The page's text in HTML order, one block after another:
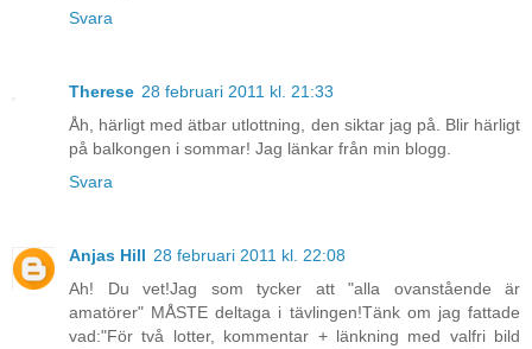
Svara
Therese 28 februari 2011 kl. 21:33
Åh, härligt med ätbar utlottning, den siktar jag på. Blir härligt
på balkongen i sommar! Jag länkar från min blogg.
Svara
Anjas Hill 28 februari 2011 kl. 22:08
Ah! Du vet!Jag som tycker att "alla ovanstående är
amatörer" MÅSTE deltaga i tävlingen!Tänk om jag fattade
vad:"För två lotter, kommentar + länkning med valfri bild